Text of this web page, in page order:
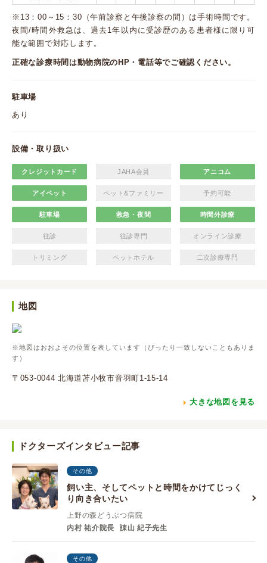
※13：00～15：30（午前診察と午後診察の間）は手術時間です。
夜間/時間外救急は、過去1年以内に受診歴のある患者様に限り可
能な範囲で対応します。
正確な診療時間は動物病院のHP・電話等でご確認ください。
駐車場
あり
設備・取り扱い
クレジットカード JAHA会員 アニコム
アイペット ペット&ファミリー 予約可能
駐車場 救急・夜間 時間外診療
往診 往診専門 オンライン診療
トリミング ペットホテル 二次診療専門
地図
※地図はおおよその位置を表しています（ぴったり一致しないこともありま
す）
〒053-0044 北海道苫小牧市音羽町1-15-14
大きな地図を見る
ドクターズインタビュー記事
その他
飼い主、そしてペットと時間をかけてじっく
り向き合いたい
上野の森どうぶつ病院
内村 祐介院長
諌山 紀子先生
その他